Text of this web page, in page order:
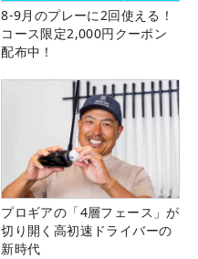
8-9月のプレーに2回使える！
コース限定2,000円クーポン
配布中！
プロギアの「4層フェース」が
切り開く高初速ドライバーの
新時代